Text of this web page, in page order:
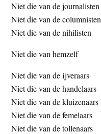
Niet die van de journalisten
Niet die van de columnisten
Niet die van de nihilisten
Niet die van hemzelf
Niet die van de ijveraars
Niet die van de handelaars
Niet die van de kluizenaars
Niet die van de femelaars
Niet die van de tollenaars